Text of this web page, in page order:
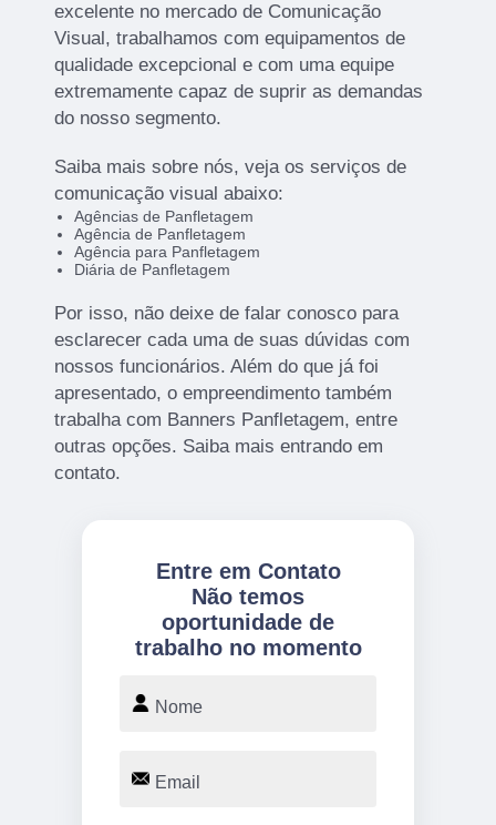
excelente no mercado de Comunicação
Visual, trabalhamos com equipamentos de
qualidade excepcional e com uma equipe
extremamente capaz de suprir as demandas
do nosso segmento.
Saiba mais sobre nós, veja os serviços de
comunicação visual abaixo:
Agências de Panfletagem
Agência de Panfletagem
Agência para Panfletagem
Diária de Panfletagem
Por isso, não deixe de falar conosco para
esclarecer cada uma de suas dúvidas com
nossos funcionários. Além do que já foi
apresentado, o empreendimento também
trabalha com Banners Panfletagem, entre
outras opções. Saiba mais entrando em
contato.
Entre em Contato
Não temos
oportunidade de
trabalho no momento